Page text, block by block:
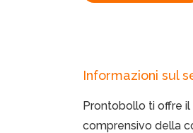
Informazioni sul
Prontobollo ti offre
comprensivo della